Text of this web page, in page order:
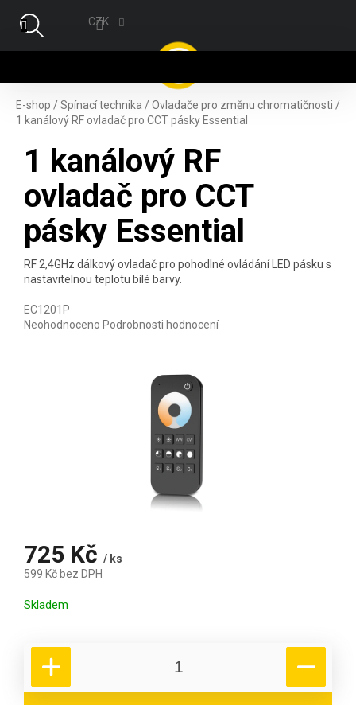
CZK
E-shop /Spínací technika /Ovladače pro změnu chromatičnosti /
1 kanálový RF ovladač pro CCT pásky Essential
1 kanálový RF
ovladač pro CCT
pásky Essential
RF 2,4GHz dálkový ovladač pro pohodlné ovládání LED pásku s
nastavitelnou teplotu bílé barvy.
EC1201P
Průměrné hodnocení produktu je 0,0 z 5 hvězdiček.
Neohodnoceno Podrobnosti hodnocení
725 Kč / ks
599 Kč bez DPH
Skladem